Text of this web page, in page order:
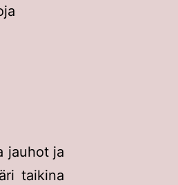
jauhot ja
taikina